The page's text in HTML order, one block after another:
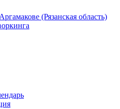
(Рязанская область)